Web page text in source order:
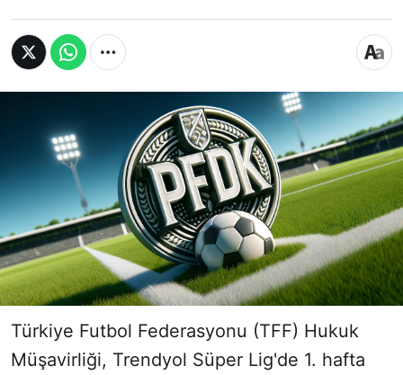
Türkiye Futbol Federasyonu (TFF) Hukuk
Müşavirliği, Trendyol Süper Lig'de 1. hafta